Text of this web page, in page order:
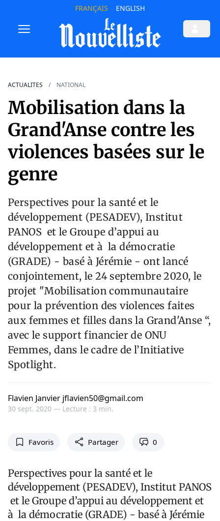
FRANÇAIS ENGLISH
ACTUALITES NATIONAL
Mobilisation dans la
Grand'Anse contre les
violences basées sur le
genre
Perspectives pour la santé et le
développement (PESADEV), Institut
PANOS et le Groupe d’appui au
développement et à la démocratie
(GRADE) - basé à Jérémie - ont lancé
conjointement, le 24 septembre 2020, le
projet "Mobilisation communautaire
pour la prévention des violences faites
aux femmes et filles dans la Grand'Anse “,
avec le support financier de ONU
Femmes, dans le cadre de l’Initiative
Spotlight.
Flavien Janvier jflavien50@gmail.com
30 sept. 2020 — Lecture : 3 min.
Favoris Partager 0
Perspectives pour la santé et le
développement (PESADEV), Institut PANOS
et le Groupe d’appui au développement et
à la démocratie (GRADE) - basé à Jérémie